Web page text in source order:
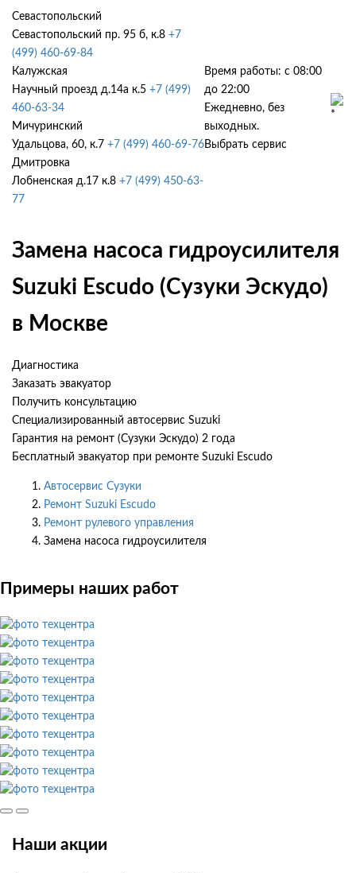
Севастопольский
Севастопольский пр. 95 б, к.8 +7
(499) 460-69-84
Калужская
Научный проезд д.14а к.5 +7 (499)
460-63-34
Мичуринский
Удальцова, 60, к.7 +7 (499) 460-69-76
Дмитровка
Лобненская д.17 к.8 +7 (499) 450-63-
77
Время работы: с 08:00
до 22:00
Ежедневно, без
выходных.
Выбрать сервис
Замена насоса гидроусилителя
Suzuki Escudo (Сузуки Эскудо)
в Москве
Диагностика
Заказать эвакуатор
Получить консультацию
Специализированный автосервис Suzuki
Гарантия на ремонт (Сузуки Эскудо) 2 года
Бесплатный эвакуатор при ремонте Suzuki Escudo
Автосервис Сузуки
Ремонт Suzuki Escudo
Ремонт рулевого управления
Замена насоса гидроусилителя
Примеры наших работ
Наши акции